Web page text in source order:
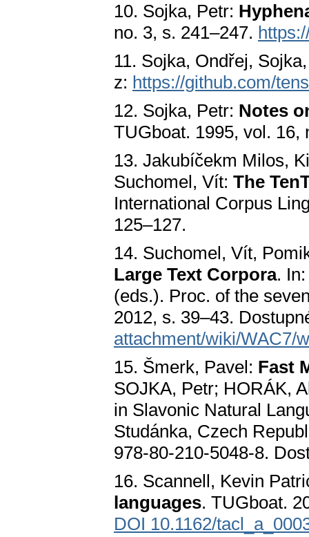
10. Sojka, Petr:
no. 3, s. 241–247.
11. Sojka, Ondřej,
z: https://github.com/
12. Sojka, Petr: Notes
TUGboat. 1995, vol. 16,
13. Jakubíčekm Milos,
Suchomel, Vít: The
International Corpus
125–127.
14. Suchomel, Vít,
Large Text Corpora.
(eds.). Proc. of the
2012, s. 39–43.
attachment/wiki/WAC7/
15. Šmerk, Pavel: Fast
SOJKA, Petr; HORÁK,
in Slavonic Natural
Studánka, Czech
978-80-210-5048-8.
16. Scannell, Kevin
languages. TUGboat.
DOI 10.1162/